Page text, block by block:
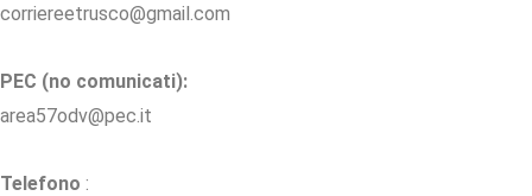
corriereetrusco@gmail.com
PEC (no comunicati):
area57odv@pec.it
Telefono :